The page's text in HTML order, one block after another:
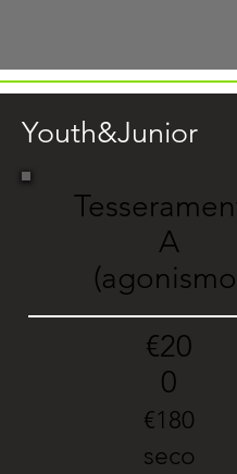
Youth&Junior
A
€20
0
€180
seco